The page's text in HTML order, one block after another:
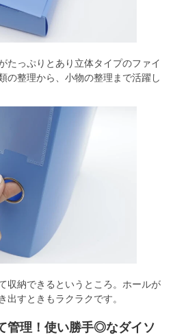
たっぷりとあり立体タイプのファイ
の整理から、小物の整理まで活躍し
収納できるというところ。ホールが
出すときもラクラクです。
管理！使い勝手◎なダイソ